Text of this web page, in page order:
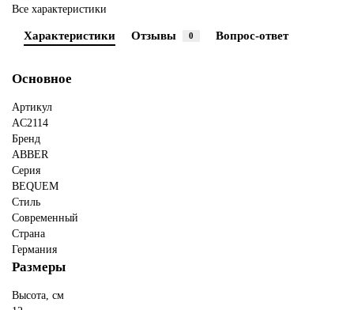
Все характеристики
Характеристики Отзывы 0 Вопрос-ответ
Основное
Артикул
AC2114
Бренд
ABBER
Серия
BEQUEM
Стиль
Современный
Страна
Германия
Размеры
Высота, см